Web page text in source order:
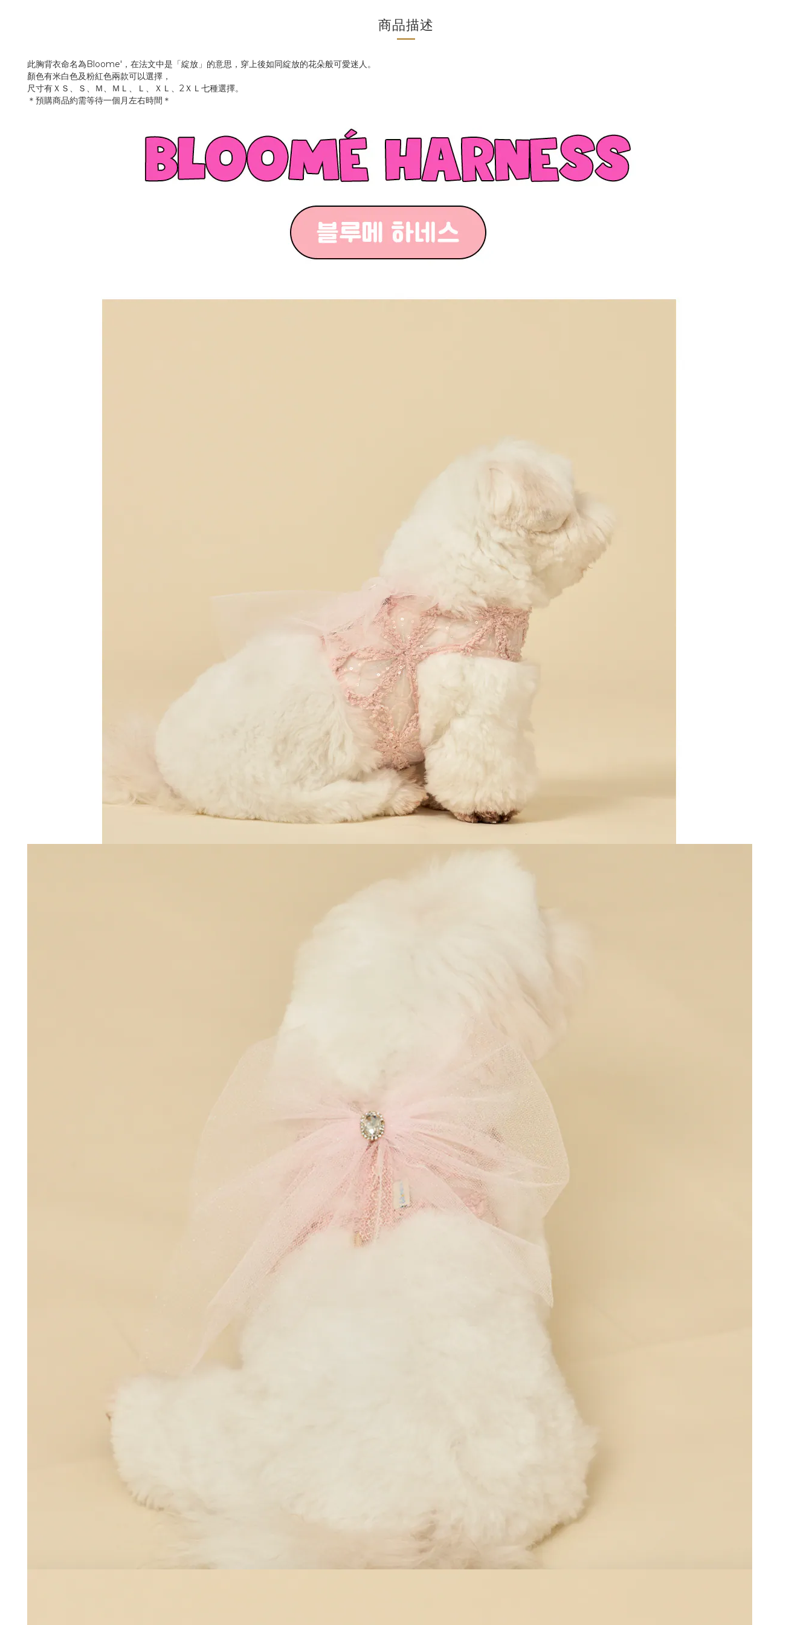
商品描述
此胸背衣命名為Bloome'，在法文中是「綻放」的意思，穿上後如同綻放的花朵般可愛迷人。
顏色有米白色及粉紅色兩款可以選擇，
尺寸有ＸＳ、Ｓ、Ｍ、ＭＬ、Ｌ、ＸＬ、2ＸＬ七種選擇。
＊預購商品約需等待一個月左右時間＊